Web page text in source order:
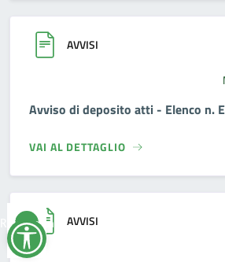
AVVISI
Avviso di deposito atti - Elenco n.
VAI AL DETTAGLIO
AVVISI
Reimposta
tutto